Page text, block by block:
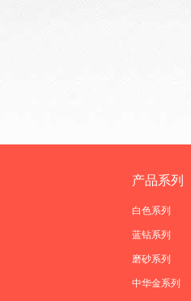
产品系列
白色系列
蓝钻系列
磨砂系列
中华金系列